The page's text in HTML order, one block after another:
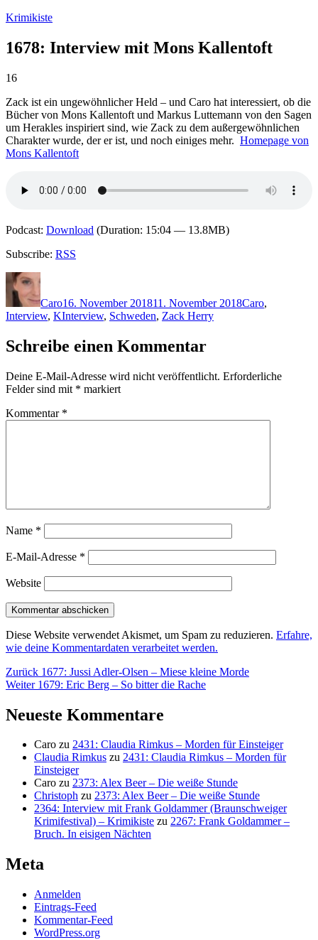
Zum
springen
Krimikiste
1678: Interview mit Mons Kallentoft
16
Zack ist ein ungewöhnlicher Held – und Caro hat interessiert, ob die
Bücher von Mons Kallentoft und Markus Luttemann von den Sagen
um Herakles inspiriert sind, wie Zack zu dem außergewöhnlichen
Charakter wurde, der er ist, und noch einiges mehr. Homepage von
Mons Kallentoft
Podcast: Download (Duration: 15:04 — 13.8MB)
Subscribe: RSS
Autor
Caro16. November 201811. November 2018Caro,
Interview, KSchlagwörter
Interview, Schweden, Zack Herry
Schreibe einen Kommentar
Deine E-Mail-Adresse wird nicht veröffentlicht. Erforderliche
Felder sind mit * markiert
Kommentar *
Name *
E-Mail-Adresse *
Website
Diese Website verwendet Akismet, um Spam zu reduzieren. Erfahre,
wie deine Kommentardaten verarbeitet werden.
Beitragsnavigation
Zurück Vorheriger
Beitrag:
1677: Jussi Adler-Olsen – Miese kleine Morde
Weiter Nächster
1679: Eric Berg – So bitter die Rache
Neueste Kommentare
Caro zu 2431: Claudia Rimkus – Morden für Einsteiger
Claudia Rimkus zu 2431: Claudia Rimkus – Morden für
Einsteiger
Caro zu 2373: Alex Beer – Die weiße Stunde
Christoph zu 2373: Alex Beer – Die weiße Stunde
2364: Interview mit Frank Goldammer (Braunschweiger
Krimifestival) – Krimikiste zu 2267: Frank Goldammer –
Bruch. In eisigen Nächten
Meta
Anmelden
Eintrags-Feed
Kommentar-Feed
WordPress.org